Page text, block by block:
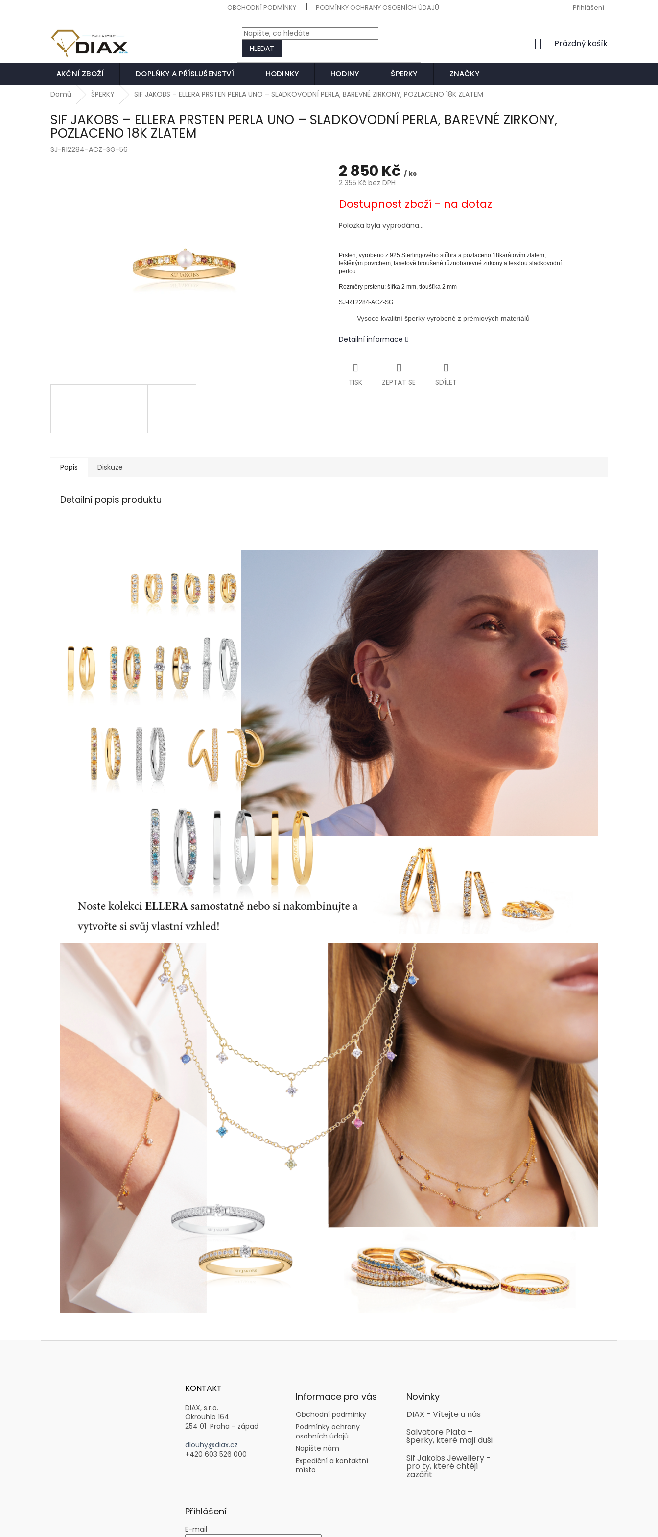
na
OBCHODNÍ PODMÍNKY PODMÍNKY OCHRANY OSOBNÍCH ÚDAJŮ EXPEDIČNÍ A KONTAKTNÍ MÍSTO
Přihlášení
HLEDAT
NÁKUPNÍ
Prázdný košík
AKČNÍ ZBOŽÍ DOPLŇKY A PŘÍSLUŠENSTVÍ HODINKY HODINY ŠPERKY ZNAČKY
Domů ŠPERKY SIF JAKOBS – ELLERA PRSTEN PERLA UNO – SLADKOVODNÍ PERLA, BAREVNÉ ZIRKONY, POZLACENO 18K ZLATEM
SIF JAKOBS – ELLERA PRSTEN PERLA UNO – SLADKOVODNÍ PERLA, BAREVNÉ ZIRKONY,
POZLACENO 18K ZLATEM
SJ-R12284-ACZ-SG-56
2 850 Kč / ks
2 355 Kč bez DPH
cena:
Dostupnost zboží - na dotaz
Položka byla vyprodána…
Prsten, vyrobeno z 925 Sterlingového stříbra a pozlaceno 18karátovím zlatem,
leštěným povrchem, fasetově broušené různobarevné zirkony a lesklou sladkovodní
perlou.
Rozměry prstenu: šířka 2 mm, tloušťka 2 mm
SJ-R12284-ACZ-SG
Vysoce kvalitní šperky vyrobené z prémiových materiálů
Detailní informace
TISK ZEPTAT SE SDÍLET
Popis Diskuze
Detailní popis produktu
KONTAKT
DIAX, s.r.o.
Okrouhlo 164
254 01 Praha - západ
dlouhy@diax.cz
+420 603 526 000
Informace pro vás
Obchodní podmínky
Podmínky ochrany
osobních údajů
Napište nám
Expediční a kontaktní
místo
Novinky
DIAX - Vítejte u nás
Salvatore Plata –
šperky, které mají duši
Sif Jakobs Jewellery -
pro ty, které chtějí
zazářit
Přihlášení
E-mail